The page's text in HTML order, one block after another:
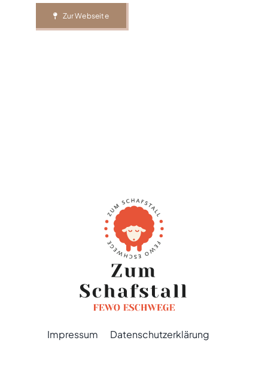
Zur Webseite
Impressum Datenschutzerklärung